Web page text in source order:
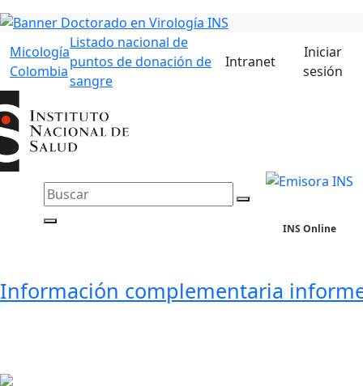
Micología
Colombia
Listado nacional de
puntos de donación de
sangre
Intranet
Iniciar
sesión
INS Online
Información complementaria